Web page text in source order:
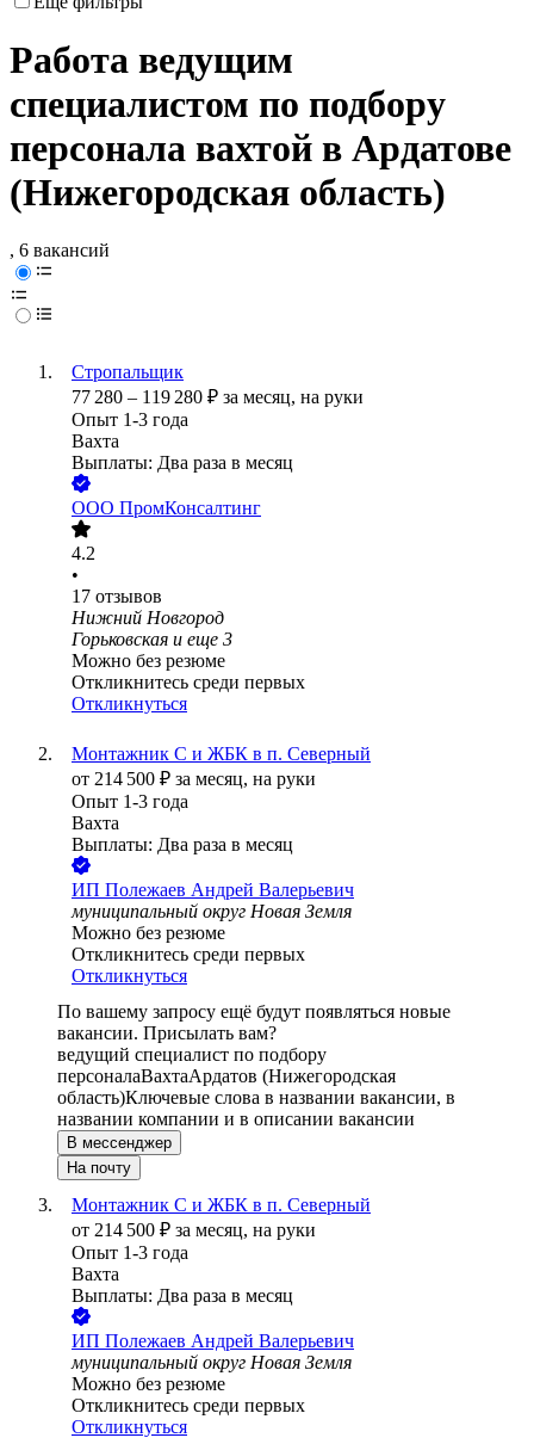
Работа ведущим
специалистом по подбору
персонала вахтой в Ардатове
(Нижегородская область)
, 6 вакансий
Стропальщик
77 280 – 119 280 ₽ за месяц, на руки
Опыт 1-3 года
Вахта
Выплаты: Два раза в месяц
ООО ПромКонсалтинг
4.2
•
17 отзывов
Нижний Новгород
Горьковская и еще 3
Можно без резюме
Откликнитесь среди первых
Откликнуться
Монтажник С и ЖБК в п. Северный
от 214 500 ₽ за месяц, на руки
Опыт 1-3 года
Вахта
Выплаты: Два раза в месяц
ИП Полежаев Андрей Валерьевич
муниципальный округ Новая Земля
Можно без резюме
Откликнитесь среди первых
Откликнуться
По вашему запросу ещё будут появляться новые
вакансии. Присылать вам?
ведущий специалист по подбору
персоналаВахтаАрдатов (Нижегородская
область)Ключевые слова в названии вакансии, в
названии компании и в описании вакансии
В мессенджер
На почту
Монтажник С и ЖБК в п. Северный
от 214 500 ₽ за месяц, на руки
Опыт 1-3 года
Вахта
Выплаты: Два раза в месяц
ИП Полежаев Андрей Валерьевич
муниципальный округ Новая Земля
Можно без резюме
Откликнитесь среди первых
Откликнуться